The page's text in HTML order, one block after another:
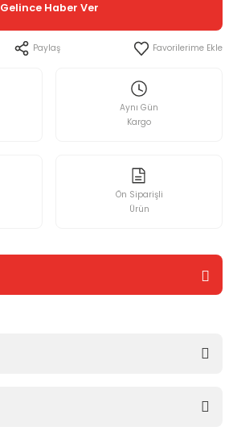
Gelince Haber Ver
Paylaş
Aynı Gün
Kargo
Ön Siparişli
Ürün